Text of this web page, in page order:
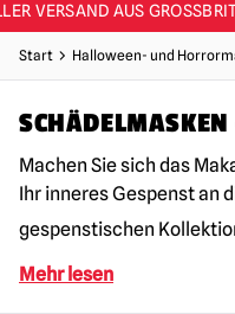
VERSAND AUS
JEDE WOCHE
SORTIMENT IM
Start Halloween- und
SCHÄDELMASKEN
Machen Sie sich das
Ihr inneres Gespenst an
gespenstischen
Mehr lesen